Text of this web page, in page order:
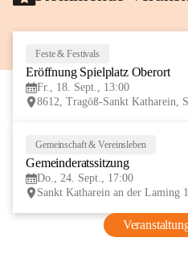
Feste & Festivals
Eröffnung Spielplatz Oberort
Fr., 18. Sept., 13:00
8612, Tragöß-Sankt Katharein,
Gemeinschaft & Vereinsleben
Gemeinderatssitzung
Do., 24. Sept., 17:00